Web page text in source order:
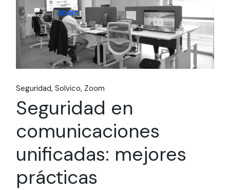
Seguridad Solvico Zoom
Seguridad en
comunicaciones
unificadas: mejores
prácticas